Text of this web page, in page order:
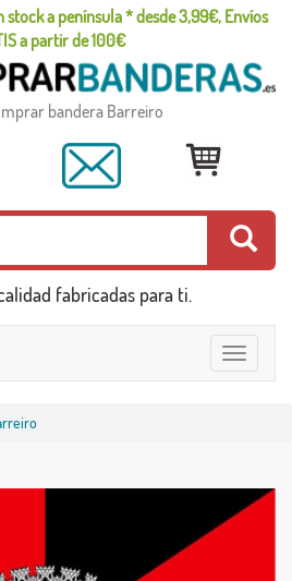
a península * desde 3,99€, Envíos
a partir de 100€
bandera Barreiro
fabricadas para ti.
Toggle
navigation